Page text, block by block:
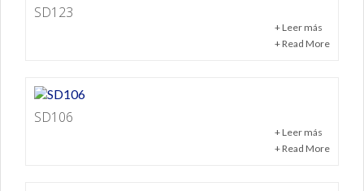
SD123
+ Leer más
+ Read More
SD106
+ Leer más
+ Read More